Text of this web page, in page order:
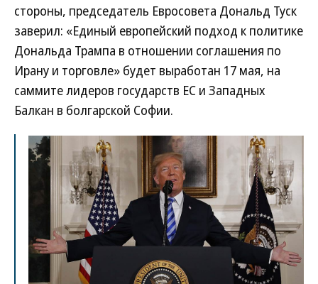
стороны, председатель Евросовета Дональд Туск
заверил: «Единый европейский подход к политике
Дональда Трампа в отношении соглашения по
Ирану и торговле» будет выработан 17 мая, на
саммите лидеров государств ЕС и Западных
Балкан в болгарской Софии.